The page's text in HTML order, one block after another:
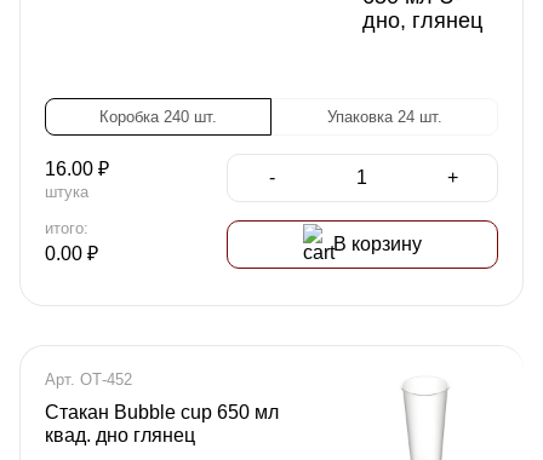
Коробка 240 шт. Упаковка 24 шт.
16.00 ₽
штука
- +
итого:
0.00 ₽ В корзину
Арт. ОТ-452
Стакан Bubble cup 650 мл
квад. дно глянец